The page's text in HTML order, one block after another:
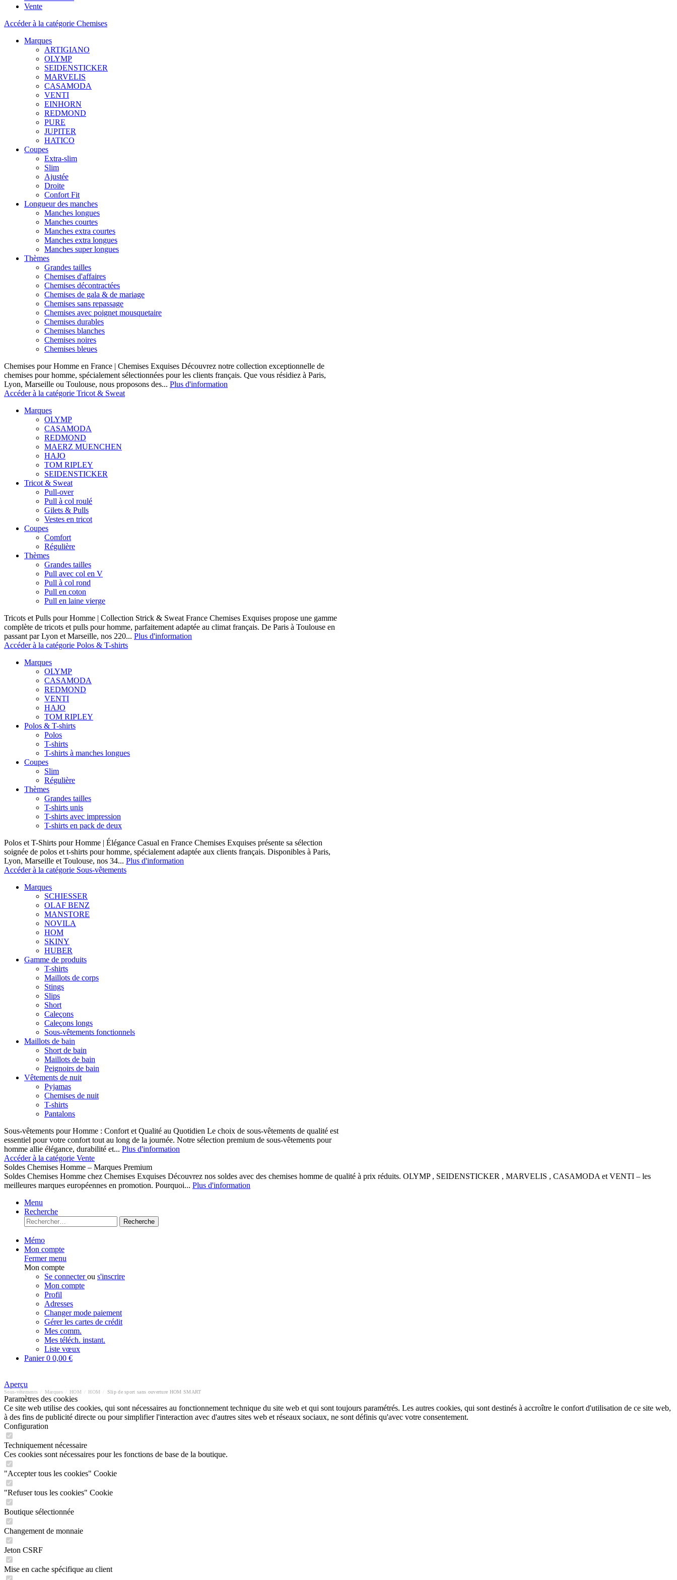
Vente
Accéder à la catégorie Chemises
Marques
ARTIGIANO
OLYMP
SEIDENSTICKER
MARVELIS
CASAMODA
VENTI
EINHORN
REDMOND
PURE
JUPITER
HATICO
Coupes
Extra-slim
Slim
Ajustée
Droite
Confort Fit
Longueur des manches
Manches longues
Manches courtes
Manches extra courtes
Manches extra longues
Manches super longues
Thèmes
Grandes tailles
Chemises d'affaires
Chemises décontractées
Chemises de gala & de mariage
Chemises sans repassage
Chemises avec poignet mousquetaire
Chemises durables
Chemises blanches
Chemises noires
Chemises bleues
Chemises pour Homme en France | Chemises Exquises Découvrez notre collection exceptionnelle de
chemises pour homme, spécialement sélectionnées pour les clients français. Que vous résidiez à Paris,
Lyon, Marseille ou Toulouse, nous proposons des... Plus d'information
Accéder à la catégorie Tricot & Sweat
Marques
OLYMP
CASAMODA
REDMOND
MAERZ MUENCHEN
HAJO
TOM RIPLEY
SEIDENSTICKER
Tricot & Sweat
Pull-over
Pull à col roulé
Gilets & Pulls
Vestes en tricot
Coupes
Comfort
Régulière
Thèmes
Grandes tailles
Pull avec col en V
Pull à col rond
Pull en coton
Pull en laine vierge
Tricots et Pulls pour Homme | Collection Strick & Sweat France Chemises Exquises propose une gamme
complète de tricots et pulls pour homme, parfaitement adaptée au climat français. De Paris à Toulouse en
passant par Lyon et Marseille, nos 220... Plus d'information
Accéder à la catégorie Polos & T-shirts
Marques
OLYMP
CASAMODA
REDMOND
VENTI
HAJO
TOM RIPLEY
Polos & T-shirts
Polos
T-shirts
T-shirts à manches longues
Coupes
Slim
Régulière
Thèmes
Grandes tailles
T-shirts unis
T-shirts avec impression
T-shirts en pack de deux
Polos et T-Shirts pour Homme | Élégance Casual en France Chemises Exquises présente sa sélection
soignée de polos et t-shirts pour homme, spécialement adaptée aux clients français. Disponibles à Paris,
Lyon, Marseille et Toulouse, nos 34... Plus d'information
Accéder à la catégorie Sous-vêtements
Marques
SCHIESSER
OLAF BENZ
MANSTORE
NOVILA
HOM
SKINY
HUBER
Gamme de produits
T-shirts
Maillots de corps
Stings
Slips
Short
Caleçons
Caleçons longs
Sous-vêtements fonctionnels
Maillots de bain
Short de bain
Maillots de bain
Peignoirs de bain
Vêtements de nuit
Pyjamas
Chemises de nuit
T-shirts
Pantalons
Sous-vêtements pour Homme : Confort et Qualité au Quotidien Le choix de sous-vêtements de qualité est
essentiel pour votre confort tout au long de la journée. Notre sélection premium de sous-vêtements pour
homme allie élégance, durabilité et... Plus d'information
Accéder à la catégorie Vente
Soldes Chemises Homme – Marques Premium
Soldes Chemises Homme chez Chemises Exquises Découvrez nos soldes avec des chemises homme de qualité à prix réduits. OLYMP , SEIDENSTICKER , MARVELIS , CASAMODA et VENTI – les
meilleures marques européennes en promotion. Pourquoi... Plus d'information
Menu
Recherche
Recherche
Mémo
Mon compte
Fermer menu
Mon compte
Se connecterou s'inscrire
Mon compte
Profil
Adresses
Changer mode paiement
Gérer les cartes de crédit
Mes comm.
Mes téléch. instant.
Liste vœux
Panier0 0,00 €
Aperçu
Sous-vêtements Marques HOM HOM Slip de sport sans ouverture HOM SMART
Paramètres des cookies
Ce site web utilise des cookies, qui sont nécessaires au fonctionnement technique du site web et qui sont toujours paramétrés. Les autres cookies, qui sont destinés à accroître le confort d'utilisation de ce site web,
à des fins de publicité directe ou pour simplifier l'interaction avec d'autres sites web et réseaux sociaux, ne sont définis qu'avec votre consentement.
Configuration
Techniquement nécessaire
Ces cookies sont nécessaires pour les fonctions de base de la boutique.
"Accepter tous les cookies" Cookie
"Refuser tous les cookies" Cookie
Boutique sélectionnée
Changement de monnaie
Jeton CSRF
Mise en cache spécifique au client